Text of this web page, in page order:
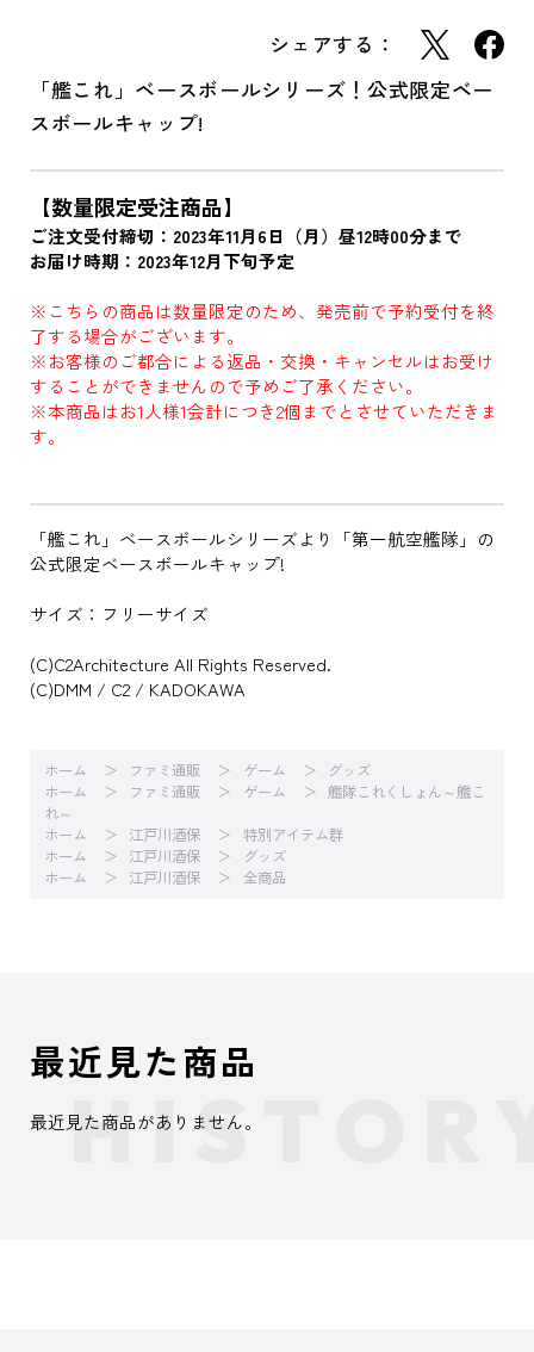
シェアする：
「艦これ」ベースボールシリーズ！公式限定ベー
スボールキャップ!
【数量限定受注商品】
ご注文受付締切：2023年11月6日（月）昼12時00分まで
お届け時期：2023年12月下旬予定
※こちらの商品は数量限定のため、発売前で予約受付を終
了する場合がございます。
※お客様のご都合による返品・交換・キャンセルはお受け
することができませんので予めご了承ください。
※本商品はお1人様1会計につき2個までとさせていただきま
す。
「艦これ」ベースボールシリーズより「第一航空艦隊」の
公式限定ベースボールキャップ!
サイズ：フリーサイズ
(C)C2Architecture All Rights Reserved.
(C)DMM / C2 / KADOKAWA
ホーム ファミ通販 ゲーム
グッズ
ホーム
ファミ通販 ゲーム
艦隊これくしょん～艦こ
れ～
ホーム
江戸川酒保
特別アイテム群
ホーム
江戸川酒保
グッズ
ホーム
江戸川酒保 全商品
最近見た商品
最近見た商品がありません。